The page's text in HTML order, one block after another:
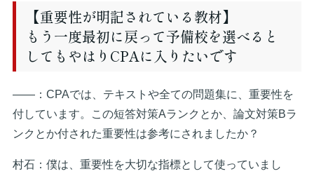
【重要性が明記されている教材】
もう一度最初に戻って予備校を選べると
してもやはりCPAに入りたいです
――：CPAでは、テキストや全ての問題集に、重要性を
付しています。この短答対策Aランクとか、論文対策Bラ
ンクとか付された重要性は参考にされましたか？
村石：僕は、重要性を大切な指標として使っていまし